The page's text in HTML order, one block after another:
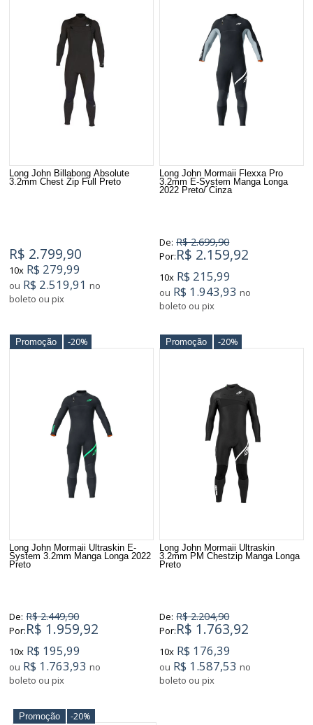
Long John Billabong Absolute
3.2mm Chest Zip Full Preto
R$ 2.799,90
10x R$ 279,99
ou R$ 2.519,91 no
boleto ou pix
Long John Mormaii Flexxa Pro
3.2mm E-System Manga Longa
2022 Preto/ Cinza
De: R$ 2.699,90
Por:R$ 2.159,92
10x R$ 215,99
ou R$ 1.943,93 no
boleto ou pix
Promoção -20%
Long John Mormaii Ultraskin E-
System 3.2mm Manga Longa 2022
Preto
De: R$ 2.449,90
Por:R$ 1.959,92
10x R$ 195,99
ou R$ 1.763,93 no
boleto ou pix
Promoção -20%
Long John Mormaii Ultraskin
3.2mm PM Chestzip Manga Longa
Preto
De: R$ 2.204,90
Por:R$ 1.763,92
10x R$ 176,39
ou R$ 1.587,53 no
boleto ou pix
Promoção -20%